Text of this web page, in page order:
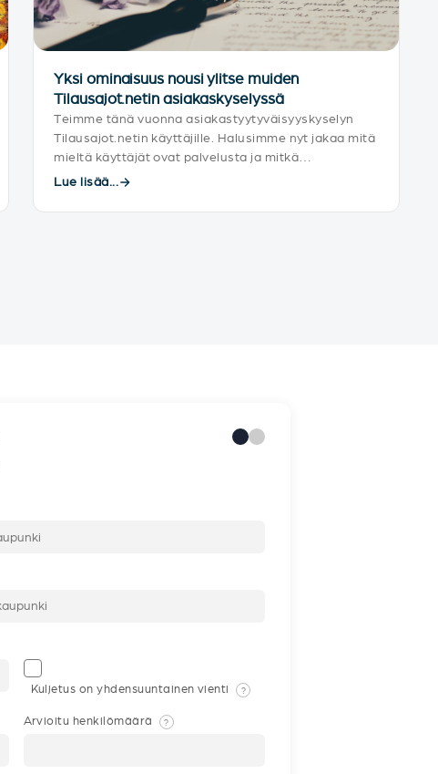
Yksi ominaisuus nousi ylitse muiden
Tilausajot.netin asiakaskyselyssä
Teimme tänä vuonna asiakastyytyväisyyskyselyn
Tilausajot.netin käyttäjille. Halusimme nyt jakaa mitä
mieltä käyttäjät ovat palvelusta ja mitkä
ominaisuudet nousivat toisia tärkeämmäksi.
Lue lisää...
Kuljetus on yhdensuuntainen vienti ?
Arvioitu henkilömäärä ?